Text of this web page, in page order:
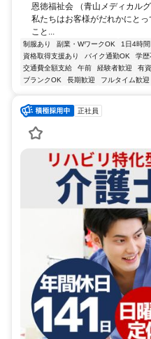
恩徳福祉会 （青山メディ
私たちはお客様がだれかにと
こと...
制服あり 副業・WワークOK 1日4時
資格取得支援あり
バイク通勤OK 学歴
交通費全額支給
午前 経験者歓迎 有
ブランクOK
長期歓迎 フルタイム歓迎
正社員